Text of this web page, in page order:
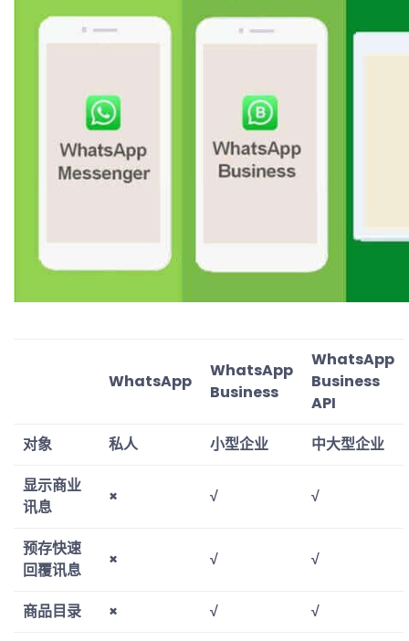
WhatsApp
WhatsApp
Business
WhatsApp
Business
API
对象
私人 小型企业
中大型企业
显示商业
讯息
× √ √
预存快速
回覆讯息
× √ √
商品目录 × √
√